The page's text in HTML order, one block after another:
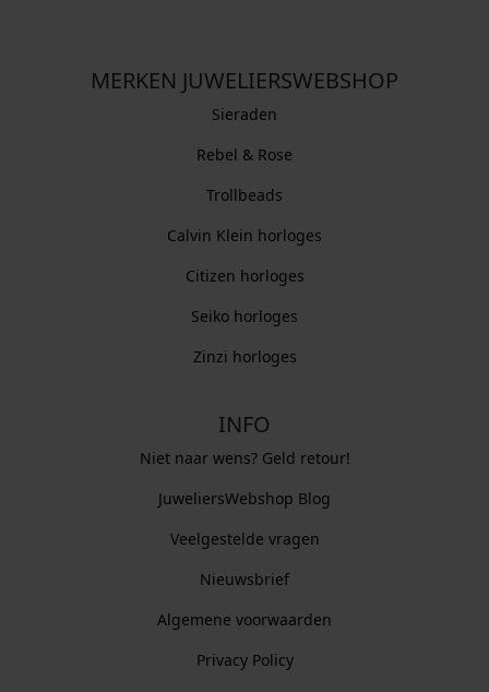
MERKEN JUWELIERSWEBSHOP
Sieraden
Rebel & Rose
Trollbeads
Calvin Klein horloges
Citizen horloges
Seiko horloges
Zinzi horloges
INFO
Niet naar wens? Geld retour!
JuweliersWebshop Blog
Veelgestelde vragen
Nieuwsbrief
Algemene voorwaarden
Privacy Policy